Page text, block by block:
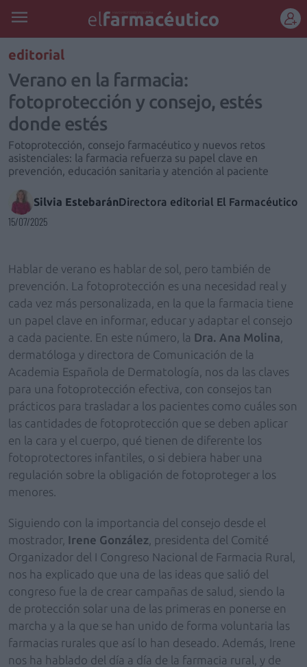
editorial
Verano en la farmacia:
fotoprotección y consejo, estés
donde estés
Fotoprotección, consejo farmacéutico y nuevos retos
asistenciales: la farmacia refuerza su papel clave en
prevención, educación sanitaria y atención al paciente
Silvia EstebaránDirectora editorial El Farmacéutico
15/07/2025
Hablar de verano es hablar de sol, pero también de
prevención. La fotoprotección es una necesidad real y
cada vez más personalizada, en la que la farmacia tiene
un papel clave en informar, educar y adaptar el consejo
a cada paciente. En este número, la Dra. Ana Molina
dermatóloga y directora de Comunicación de la
Academia Española de Dermatología, nos da las claves
para una fotoprotección efectiva, con consejos tan
prácticos para trasladar a los pacientes como cuáles son
las cantidades de fotoprotección que se deben aplicar
en la cara y el cuerpo, qué tienen de diferente los
fotoprotectores infantiles, o si debiera haber una
regulación sobre la obligación de fotoproteger a los
menores.
Siguiendo con la importancia del consejo desde el
mostrador, Irene González , presidenta del Comité
Organizador del I Congreso Nacional de Farmacia Rural,
nos ha explicado que una de las ideas que salió del
congreso fue la de crear campañas de salud, siendo la
de protección solar una de las primeras en ponerse en
marcha y a la que se han unido de forma voluntaria las
farmacias rurales que así lo han deseado. Además, Irene
nos ha hablado del día a día de la farmacia rural, y de